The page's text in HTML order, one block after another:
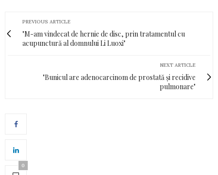
PREVIOUS ARTICLE
"M-am vindecat de hernie de disc, prin tratamentul cu
acupunctură al domnului Li Luoxi"
NEXT ARTICLE
"Bunicul are adenocarcinom de prostată și recidive
pulmonare"
0